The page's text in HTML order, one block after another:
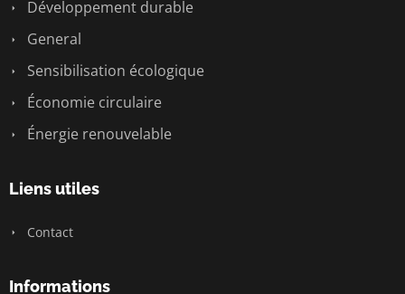
Développement durable
General
Sensibilisation écologique
Économie circulaire
Énergie renouvelable
Liens utiles
Contact
Informations